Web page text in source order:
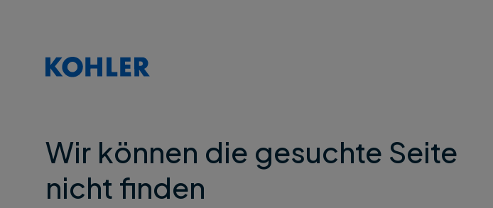
Wir können die gesuchte Seite
nicht finden